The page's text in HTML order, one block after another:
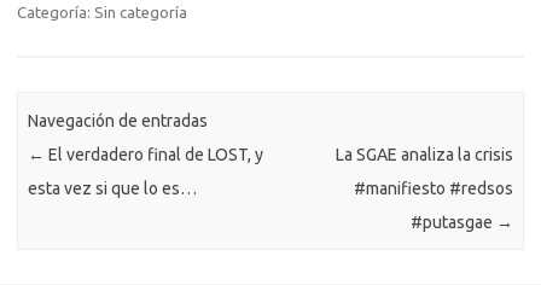
o r
Li
i
m
ti
r
Categoría: Sin categoría
Navegación de entradas
← El verdadero final de LOST, y
esta vez si que lo es…
La SGAE analiza la crisis
#manifiesto #redsos
#putasgae →